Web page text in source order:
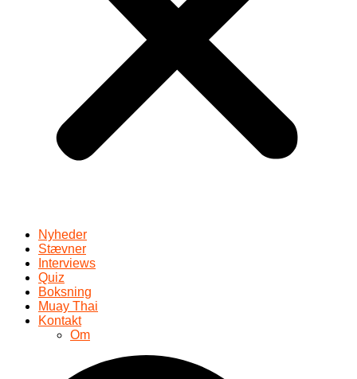
Nyheder
Stævner
Interviews
Quiz
Boksning
Muay Thai
Kontakt
Om